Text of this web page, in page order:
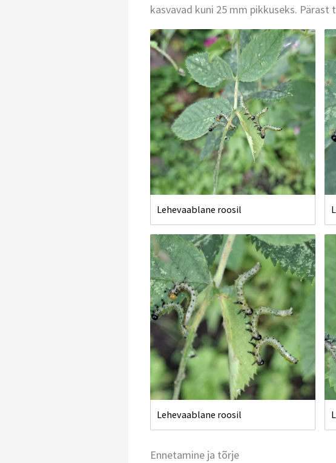
kasvavad kuni 25 mm pikkuseks.
Lehevaablane roosil
Lehevaablane roosil
Ennetamine ja tõrje